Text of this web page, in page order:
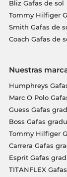
Bliz Gafas de sol
Tommy Hilfiger
Smith Gafas de
Coach Gafas de
Nuestras
Humphreys
Marc O Polo
Guess Gafas
Boss Gafas
Tommy Hilfiger
Carrera Gafas
Esprit Gafas
TITANFLEX